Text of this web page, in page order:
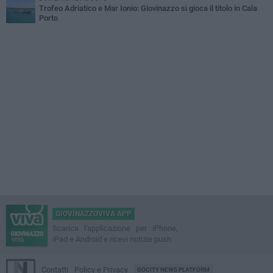
Trofeo Adriatico e Mar Ionio: Giovinazzo si gioca il titolo in Cala
Porto
GIOVINAZZOVIVA APP
Scarica l'applicazione per iPhone,
iPad e Android e ricevi notizie push
Contatti Policy e Privacy GOCITY NEWS PLATFORM